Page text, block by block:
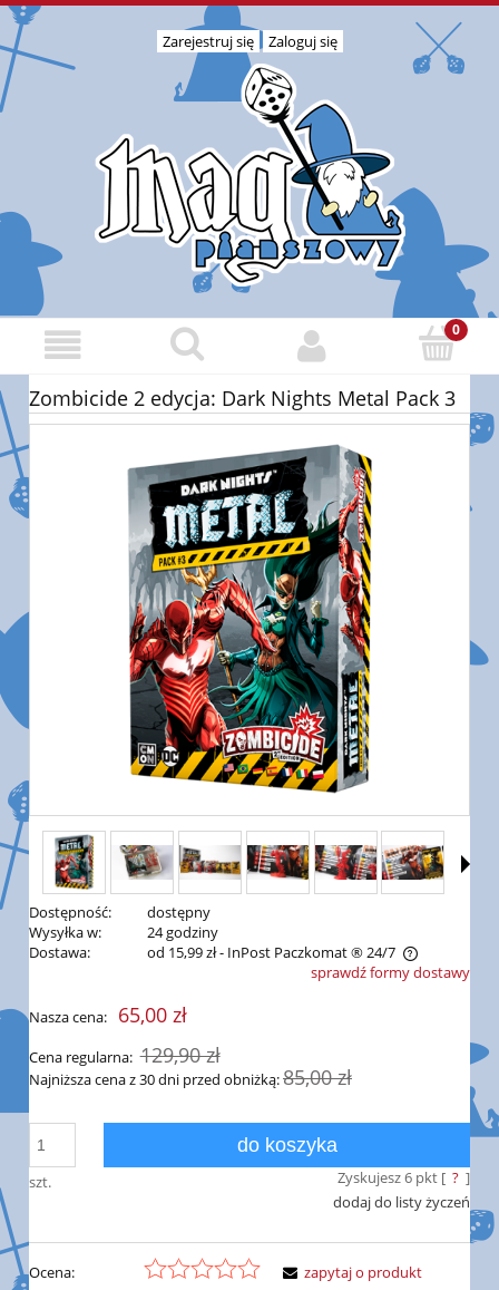
Zarejestruj się Zaloguj się
Zombicide 2 edycja: Dark Nights Metal Pack 3
Dostępność:
dostępny
Wysyłka w:
24 godziny
Dostawa:
od 15,99 zł- InPost Paczkomat ® 24/7
Cena nie zawiera ewentualnych kosztów płatnościsprawdź formy dostawy
Nasza cena: 65,00 zł
Cena regularna: 129,90 zł
Najniższa cena z 30 dni przed obniżką:85,00 zł
szt.
do koszyka
Zyskujesz6pkt [ ? ]
dodaj do listy życzeń
Ocena:
zapytaj o produkt